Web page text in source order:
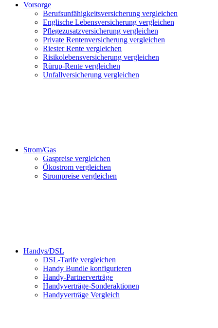
Vorsorge
Berufsunfähigkeitsversicherung vergleichen
Englische Lebensversicherung vergleichen
Pflegezusatzversicherung vergleichen
Private Rentenversicherung vergleichen
Riester Rente vergleichen
Risikolebensversicherung vergleichen
Rürup-Rente vergleichen
Unfallversicherung vergleichen
Strom/Gas
Gaspreise vergleichen
Ökostrom vergleichen
Strompreise vergleichen
Handys/DSL
DSL-Tarife vergleichen
Handy Bundle konfigurieren
Handy-Partnerverträge
Handyverträge-Sonderaktionen
Handyverträge Vergleich